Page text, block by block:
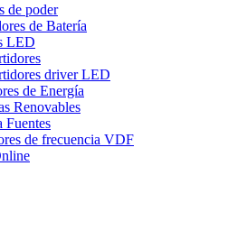
de poder
de Batería
LED
driver LED
de Energía
Renovables
Fuentes
de frecuencia VDF